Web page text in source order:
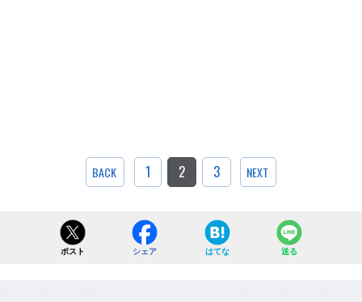
BACK 1 2 3 NEXT
ポスト シェア はてな 送る